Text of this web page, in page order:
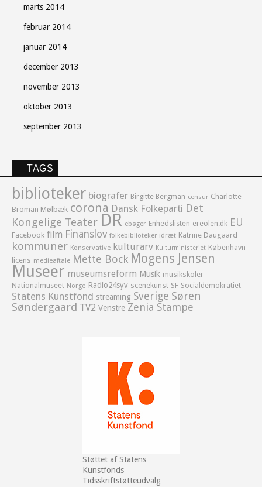
marts 2014
februar 2014
januar 2014
december 2013
november 2013
oktober 2013
september 2013
TAGS
biblioteker biografer Birgitte Bergman censur Charlotte
Broman Mølbæk corona Dansk Folkeparti Det
Kongelige Teater DR ebøger Enhedslisten ereolen.dk EU
Facebook film Finanslov folkebiblioteker idræt Katrine Daugaard
kommuner Konservative kulturarv Kulturministeriet København
licens medieaftale Mette Bock Mogens Jensen
Museer museumsreform Musik musikskoler
Nationalmuseet Norge Radio24syv scenekunst SF Socialdemokratiet
Statens Kunstfond streaming Sverige Søren
Søndergaard TV2 Venstre Zenia Stampe
Støttet af Statens
Kunstfonds
Tidsskriftstøtteudvalg